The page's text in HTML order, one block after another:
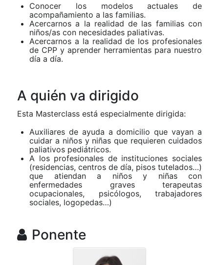
Conocer los modelos actuales de
acompañamiento a las familias.
Acercarnos a la realidad de las familias con
niños/as con necesidades paliativas.
Acercarnos a la realidad de los profesionales
de CPP y aprender herramientas para nuestro
día a día.
A quién va dirigido
Esta Masterclass está especialmente dirigida:
Auxiliares de ayuda a domicilio que vayan a
cuidar a niños y niñas que requieren cuidados
paliativos pediátricos.
A los profesionales de instituciones sociales
(residencias, centros de día, pisos tutelados…)
que atiendan a niños y niñas con
enfermedades graves terapeutas
ocupacionales, psicólogos, trabajadores
sociales, logopedas…)
Ponente